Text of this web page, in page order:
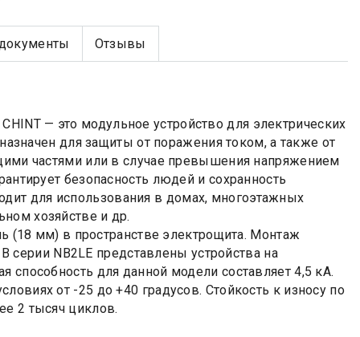
Отзывы
— это модульное устройство для электрических
для защиты от поражения током, а также от
частями или в случае превышения напряжением
безопасность людей и сохранность
для использования в домах, многоэтажных
хозяйстве и др.
(18 мм) в пространстве электрощита. Монтаж
NB2LE представлены устройства на
для данной модели составляет 4,5 кА.
от -25 до +40 градусов. Стойкость к износу по
2 тысяч циклов.